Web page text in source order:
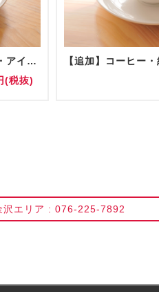
コーヒー・紅茶ポット(ホット・アイス) 陶器/グラス提供
(税抜)
沢エリア : 076-225-7892